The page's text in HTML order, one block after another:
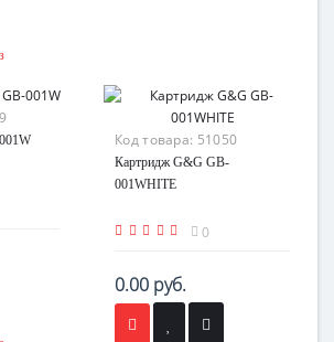
Код товара: 51050
Картридж G&G GB-
001WHITE
0
0.00 руб.